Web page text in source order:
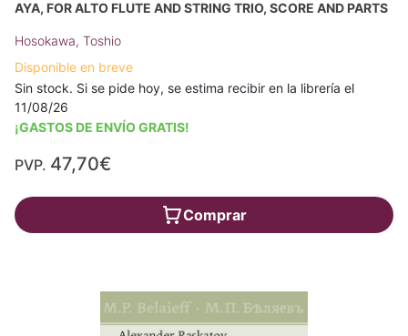
AYA, FOR ALTO FLUTE AND STRING TRIO, SCORE AND PARTS
Hosokawa, Toshio
Disponible en breve
Sin stock. Si se pide hoy, se estima recibir en la librería el
11/08/26
¡GASTOS DE ENVÍO GRATIS!
PVP. 47,70€
Comprar